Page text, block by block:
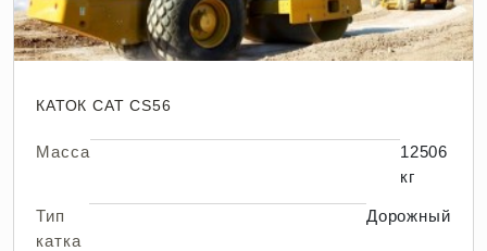
КАТОК CAT CS56
Масса
12506
кг
Тип
катка
Дорожный